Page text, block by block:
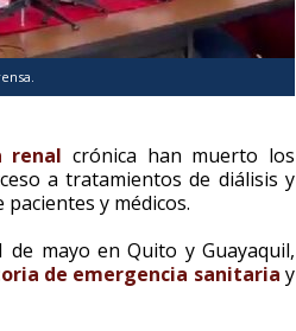
renalcrónica han muerto los
a tratamientos de diálisis y
y médicos.
mayo en Quito y Guayaquil,
de emergencia sanitaria y